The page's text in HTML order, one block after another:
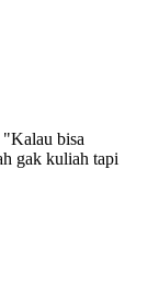
"Kalau bisa
gak kuliah tapi